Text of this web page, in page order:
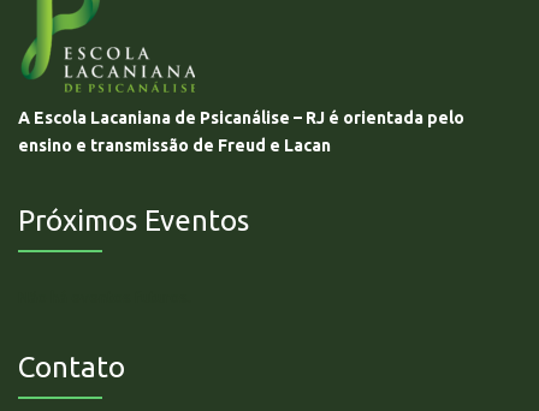
A Escola Lacaniana de Psicanálise – RJ é orientada pelo
ensino e transmissão de Freud e Lacan
Próximos Eventos
Contato